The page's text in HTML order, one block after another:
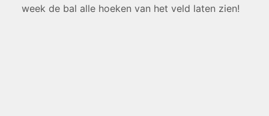
week de bal alle hoeken van het veld laten zien!